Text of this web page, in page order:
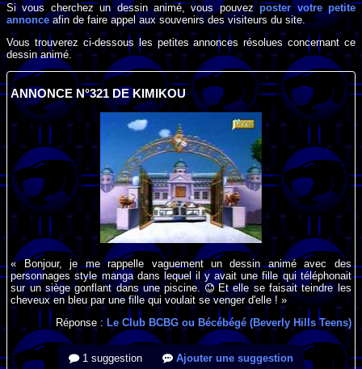
Si vous cherchez un dessin animé, vous pouvezposter votre petite
annonceafin de faire appel aux souvenirs des visiteurs du site.
Vous trouverez ci-dessous les petites annonces résolues concernant ce
dessin animé.
ANNONCE N°321 DE KIMIKOU
« Bonjour, je me rappelle vaguement un dessin animé avec des
personnages style manga dans lequel il y avait une fille qui téléphonait
sur un siège gonflant dans une piscine.
Et elle se faisait teindre les
cheveux en bleu par une fille qui voulait se venger d'elle ! »
Réponse : Le Club BCBG ou Bécébégé (Beverly Hills Teens)
1 suggestion Ajouter une suggestion